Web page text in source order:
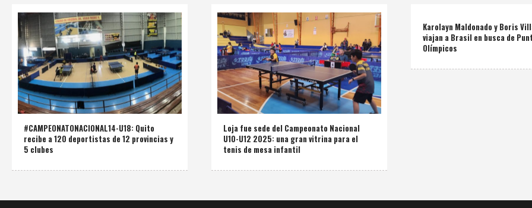
#CAMPEONATONACIONAL14-U18: Quito
recibe a 120 deportistas de 12 provincias y
5 clubes
Loja fue sede del Campeonato Nacional
U10-U12 2025: una gran vitrina para el
tenis de mesa infantil
Karolayn Maldonado y Boris
viajan a Brasil en busca de
Olímpicos